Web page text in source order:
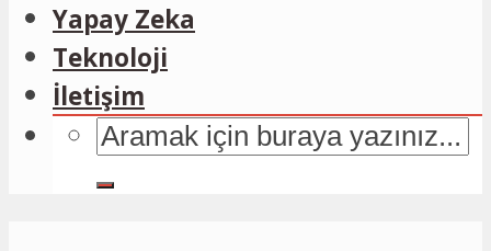
Yapay Zeka
Teknoloji
İletişim